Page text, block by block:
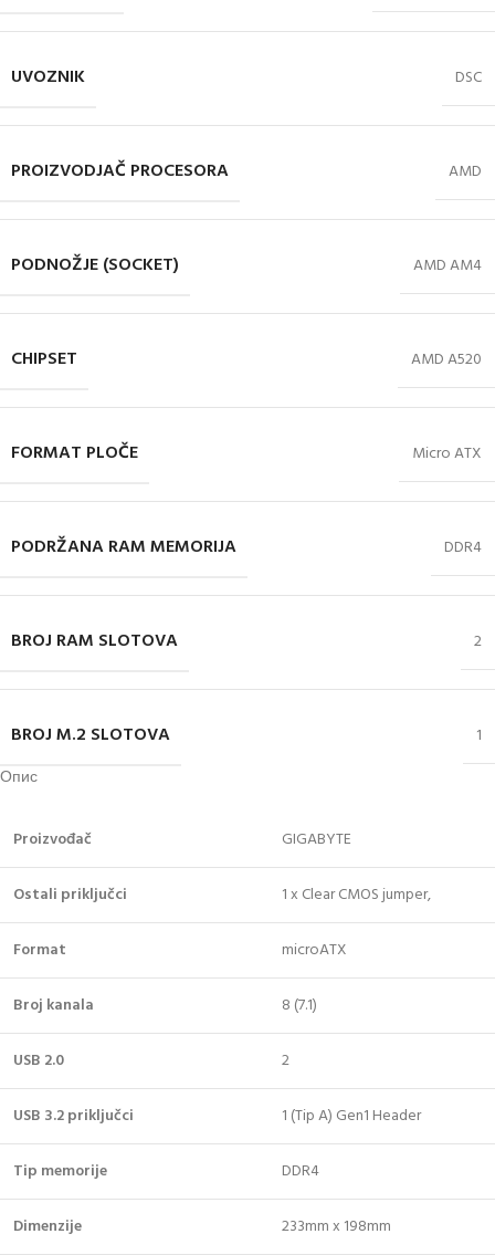
UVOZNIK DSC
PROIZVODJAČ PROCESORA AMD
PODNOŽJE (SOCKET) AMD AM4
CHIPSET AMD A520
FORMAT PLOČE Micro ATX
PODRŽANA RAM MEMORIJA DDR4
BROJ RAM SLOTOVA 2
BROJ M.2 SLOTOVA
1
Опис
Proizvođač GIGABYTE
Ostali priključci 1 x Clear CMOS jumper,
Format microATX
Broj kanala 8 (7.1)
USB 2.0 2
USB 3.2 priključci 1 (Tip A) Gen1 Header
Tip memorije DDR4
Dimenzije 233mm x 198mm